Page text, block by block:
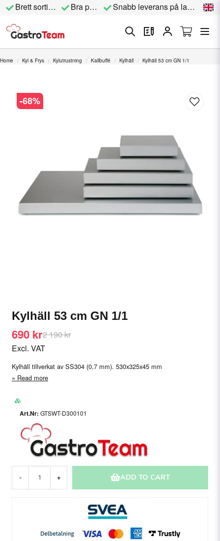
Brett sortiment Bra priser Snabb leverans på lagervara
Home Kyl & Frys Kylutrustning Kallbuffé Kylhäll Kylhäll 53 cm GN 1/1
-68%
Kylhäll 53 cm GN 1/1
2 190 kr
690 kr
Excl. VAT
Kylhäll tillverkat av SS304 (0,7 mm). 530x325x45 mm
Read more
GTSWT-D300101
- + ADD TO CART